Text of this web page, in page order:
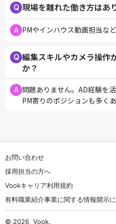
現場を離れた働き方はあ
PMやインハウス動画担当な
編集スキルやカメラ操作
か？
問題ありません。AD経験を
PM寄りのポジションも多くあ
お問い合わせ
採用担当の方へ
Vookキャリア利用規約
有料職業紹介事業に関する情報開示
© 2026 Vook.